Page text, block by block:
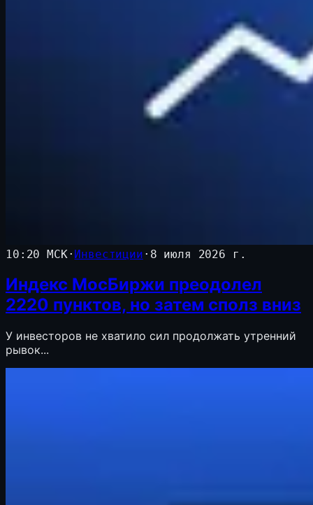
10:20 МСК · Инвестиции · 8 июля 2026 г.
Индекс МосБиржи преодолел
2220 пунктов, но затем сполз вниз
У инвесторов не хватило сил продолжать утренний
рывок...